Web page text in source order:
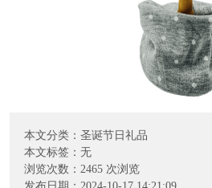
本文分类： 圣诞节日礼品
本文标签：无
浏览次数： 2465 次浏览